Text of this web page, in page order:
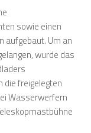
sowie einen
aufgebaut. Um an
wurde das
die freigelegten
Wasserwerfern